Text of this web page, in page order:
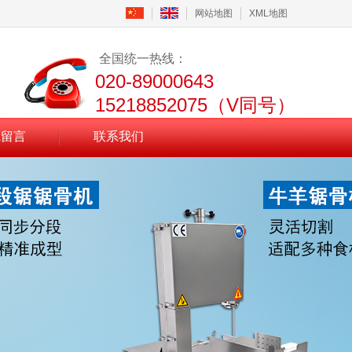
网站地图 XML地图
全国统一热线：
020-89000643
15218852075（V同号）
言 联系我们